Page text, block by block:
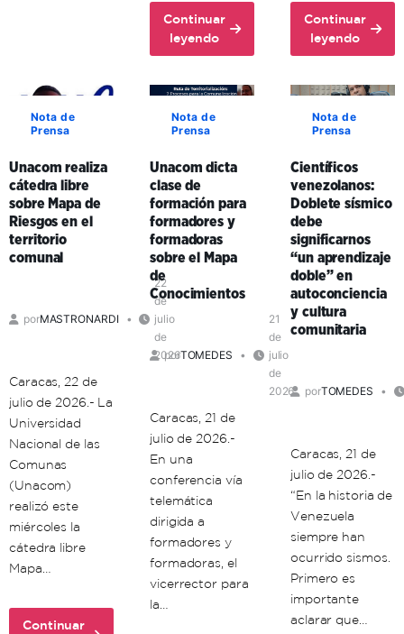
Hugo
Chávez
Continuar
leyendo
about
Ante
guerra
cognitiva,
investigador
expresó
que
existe
la
necesidad
de
una
ética
de
la
vida
Continuar
leyendo
about
Unacom
enlaces
formativos
en
fortalecen
la
educación
universitaria
en
el
territorio
comunal
Nota de
Prensa
Unacom realiza
cátedra libre
sobre Mapa de
Riesgos en el
territorio
comunal
porMASTRONARDI
22
de
julio
de
2026
Caracas, 22 de
julio de 2026.- La
Universidad
Nacional de las
Comunas
(Unacom)
realizó este
miércoles la
cátedra libre
Mapa…
Continuar
Nota de
Prensa
Unacom dicta
clase de
formación para
formadores y
formadoras
sobre el Mapa
de
Conocimientos
porTOMEDES
21
de
julio
de
2026
Caracas, 21 de
julio de 2026.-
En una
conferencia vía
telemática
dirigida a
formadores y
formadoras, el
vicerrector para
la…
Nota de
Prensa
Científicos
venezolanos:
Doblete sísmico
debe
significarnos
“un aprendizaje
doble” en
autoconciencia
y cultura
comunitaria
porTOMEDES
Caracas, 21 de
julio de 2026.-
“En la historia de
Venezuela
siempre han
ocurrido sismos.
Primero es
importante
aclarar que…